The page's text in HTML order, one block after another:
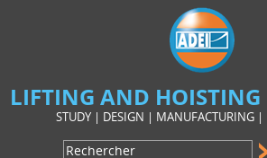
LIFTING AND HOISTING
STUDY | DESIGN | MANUFACTURING |